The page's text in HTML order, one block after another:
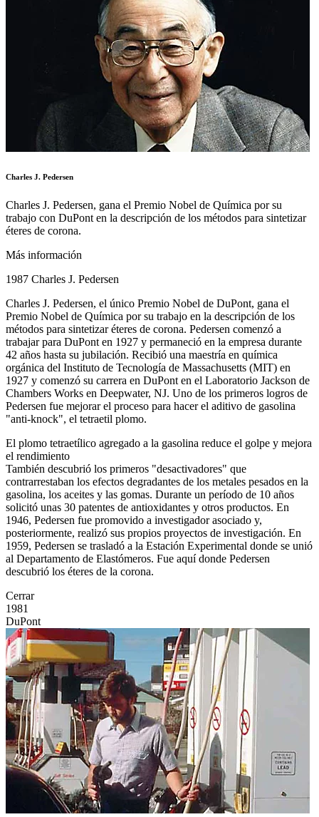
Charles J. Pedersen
Charles J. Pedersen, gana el Premio Nobel de Química por su
trabajo con DuPont en la descripción de los métodos para sintetizar
éteres de corona.
Más información
1987 Charles J. Pedersen
Charles J. Pedersen, el único Premio Nobel de DuPont, gana el
Premio Nobel de Química por su trabajo en la descripción de los
métodos para sintetizar éteres de corona. Pedersen comenzó a
trabajar para DuPont en 1927 y permaneció en la empresa durante
42 años hasta su jubilación. Recibió una maestría en química
orgánica del Instituto de Tecnología de Massachusetts (MIT) en
1927 y comenzó su carrera en DuPont en el Laboratorio Jackson de
Chambers Works en Deepwater, NJ. Uno de los primeros logros de
Pedersen fue mejorar el proceso para hacer el aditivo de gasolina
"anti-knock", el tetraetil plomo.
El plomo tetraetílico agregado a la gasolina reduce el golpe y mejora
el rendimiento
También descubrió los primeros "desactivadores" que
contrarrestaban los efectos degradantes de los metales pesados ​​en la
gasolina, los aceites y las gomas. Durante un período de 10 años
solicitó unas 30 patentes de antioxidantes y otros productos. En
1946, Pedersen fue promovido a investigador asociado y,
posteriormente, realizó sus propios proyectos de investigación. En
1959, Pedersen se trasladó a la Estación Experimental donde se unió
al Departamento de Elastómeros. Fue aquí donde Pedersen
descubrió los éteres de la corona.
Cerrar
1981
DuPont